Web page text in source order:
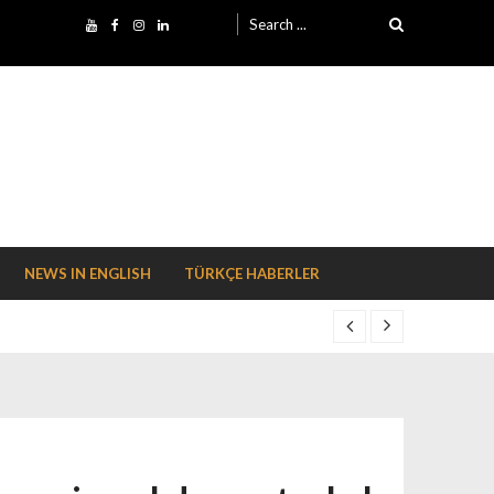
Search for:
NEWS IN ENGLISH TÜRKÇE HABERLER